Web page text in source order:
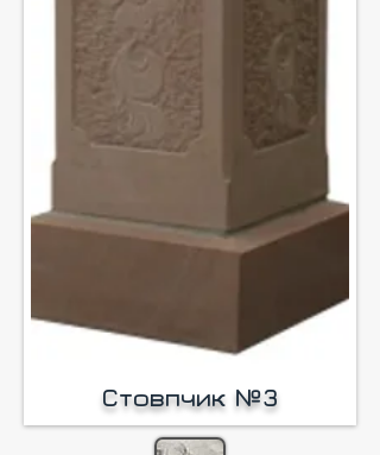
Cтовпчик №3